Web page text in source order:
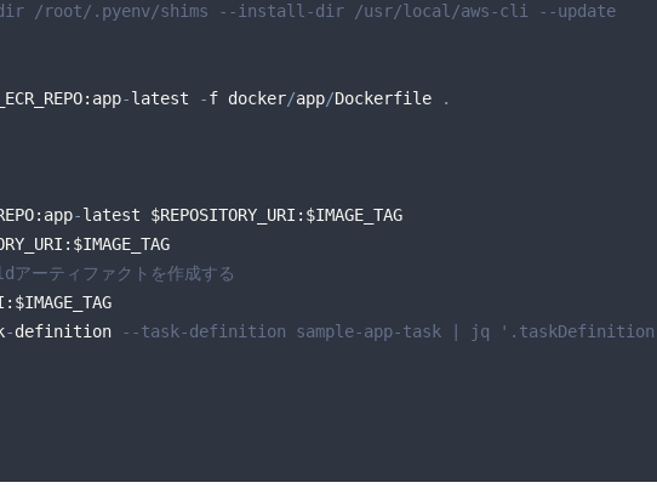
/root/.pyenv/shims --install-dir /usr/local/aws-cli --update
-latest -f docker/app/Dockerfile
.
-
latest $REPOSITORY_URI:$IMAGE_TAG
docker push $REPOSITORY_URI:$IMAGE_TAG
ーティファクトを作成する
$REPOSITORY_URI:$IMAGE_TAG
-definition
--task-definition sample-app-task | jq